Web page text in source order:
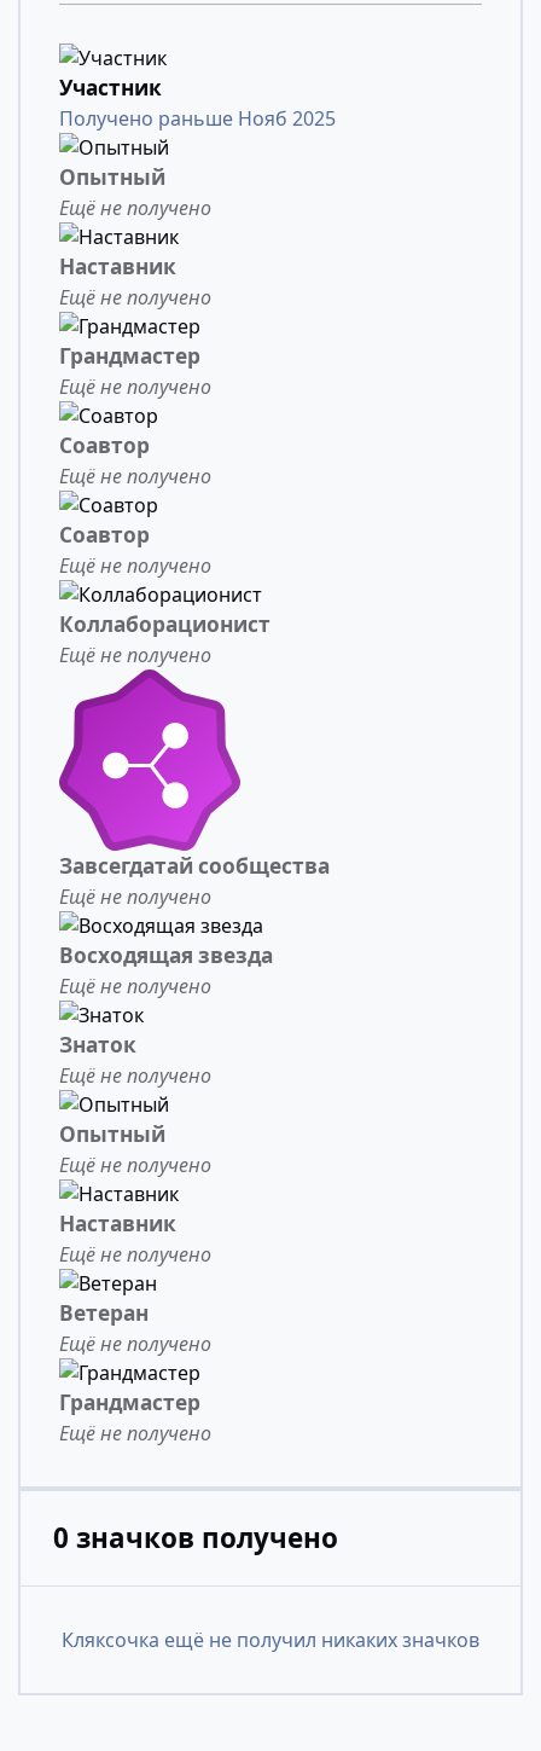
Участник
Получено раньше Нояб 2025
Опытный
Ещё не получено
Наставник
Ещё не получено
Грандмастер
Ещё не получено
Соавтор
Ещё не получено
Соавтор
Ещё не получено
Коллаборационист
Ещё не получено
Завсегдатай сообщества
Ещё не получено
Восходящая звезда
Ещё не получено
Знаток
Ещё не получено
Опытный
Ещё не получено
Наставник
Ещё не получено
Ветеран
Ещё не получено
Грандмастер
Ещё не получено
0 значков получено
Кляксочка ещё не получил никаких значков